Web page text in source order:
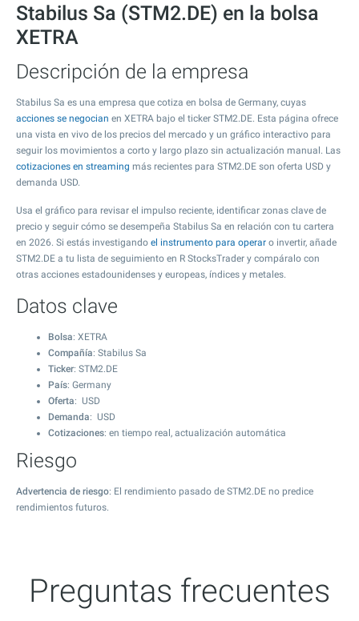
Stabilus Sa (STM2.DE) en la bolsa
XETRA
Descripción de la empresa
Stabilus Sa es una empresa que cotiza en bolsa de Germany, cuyas
acciones se negocian en XETRA bajo el ticker STM2.DE. Esta página ofrece
una vista en vivo de los precios del mercado y un gráfico interactivo para
seguir los movimientos a corto y largo plazo sin actualización manual. Las
cotizaciones en streaming más recientes para STM2.DE son oferta USD y
demanda USD.
Usa el gráfico para revisar el impulso reciente, identificar zonas clave de
precio y seguir cómo se desempeña Stabilus Sa en relación con tu cartera
en 2026. Si estás investigando el instrumento para operar o invertir, añade
STM2.DE a tu lista de seguimiento en R StocksTrader y compáralo con
otras acciones estadounidenses y europeas, índices y metales.
Datos clave
Bolsa: XETRA
Compañía: Stabilus Sa
Ticker: STM2.DE
País: Germany
Oferta: USD
Demanda: USD
Cotizaciones: en tiempo real, actualización automática
Riesgo
Advertencia de riesgo: El rendimiento pasado de STM2.DE no predice
rendimientos futuros.
Preguntas frecuentes